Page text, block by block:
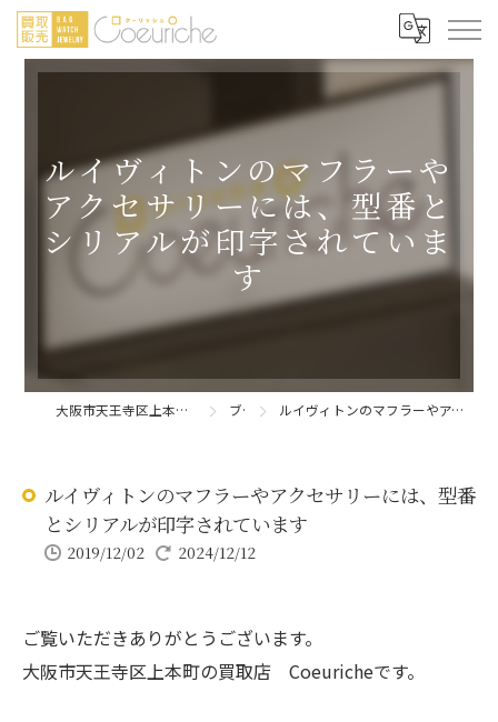
ルイヴィトンのマフラーや
アクセサリーには、型番と
シリアルが印字されていま
す
大阪市天王寺区上本町の買取販売 Coeuriche/クーリッシュ ブログ ルイヴィトンのマフラーやアクセサリーには、型番とシリアルが印字されています
ルイヴィトンのマフラーやアクセサリーには、型番
とシリアルが印字されています
2019/12/02 2024/12/12
ご覧いただきありがとうございます。
大阪市天王寺区上本町の買取店 Coeuricheです。